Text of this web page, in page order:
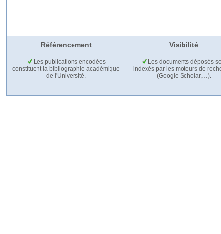
Référencement Visibilité
Les publications encodées
constituent la bibliographie académique
de l'Université.
Les documents déposés
indexés par les moteurs de
(Google Scholar,…).